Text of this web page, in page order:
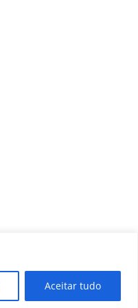
Aceitar tudo